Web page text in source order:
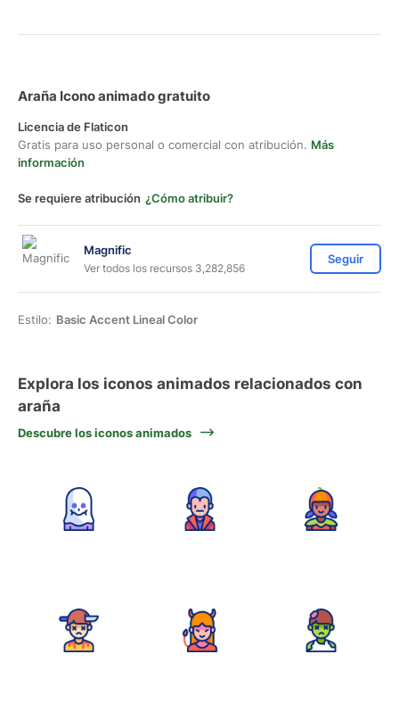
Araña Icono animado gratuito
Licencia de Flaticon
Gratis para uso personal o comercial con atribución. Más
información
Se requiere atribución ¿Cómo atribuir?
Magnific
Ver todos los recursos 3,282,856
Seguir
Estilo: Basic Accent Lineal Color
Explora los iconos animados relacionados con
araña
Descubre los iconos animados